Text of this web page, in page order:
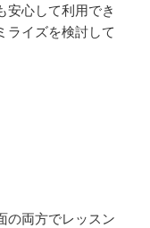
安心して利用でき
ライズを検討して
の両方でレッスン